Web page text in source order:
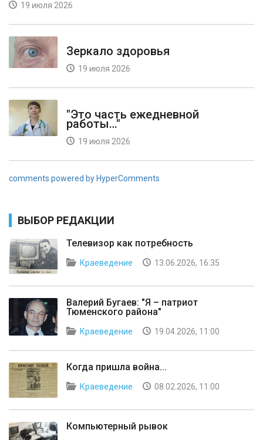
19 июля 2026
Зеркало здоровья
19 июля 2026
"Это часть ежедневной
работы…"
19 июля 2026
comments powered by HyperComments
ВЫБОР РЕДАКЦИИ
Телевизор как потребность
Краеведение 13.06.2026, 16:35
Валерий Бугаев: "Я – патриот
Тюменского района"
Краеведение 19.04.2026, 11:00
Когда пришла война...
Краеведение 08.02.2026, 11:00
Компьютерный рывок